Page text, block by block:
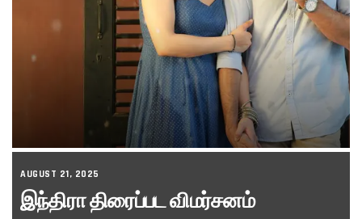
AUGUST 21, 2025
இந்திரா திரைப்பட விமர்சனம்